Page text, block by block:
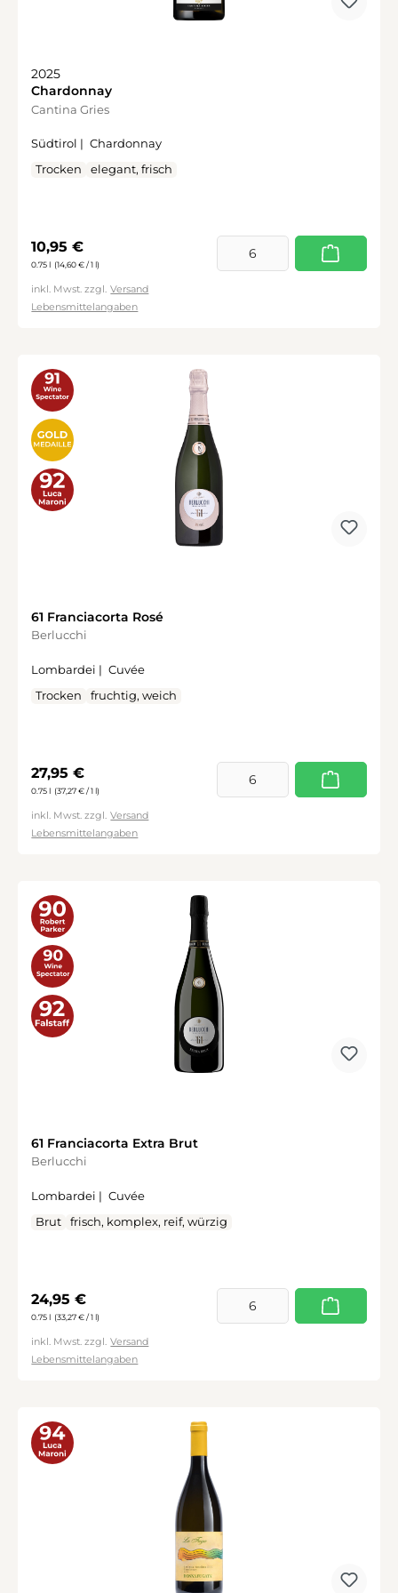
2025
Chardonnay
Cantina Gries
Südtirol | Chardonnay
Trocken
elegant, frisch
Regulärer Preis:
10,95 €
0.75 l (14,60 € / 1 l)
inkl. Mwst. zzgl. Versand
Lebensmittelangaben
61 Franciacorta Rosé
Berlucchi
Lombardei | Cuvée
Trocken
fruchtig, weich
Regulärer Preis:
27,95 €
0.75 l (37,27 € / 1 l)
inkl. Mwst. zzgl. Versand
Lebensmittelangaben
61 Franciacorta Extra Brut
Berlucchi
Lombardei | Cuvée
Brut
frisch, komplex, reif, würzig
Regulärer Preis:
24,95 €
0.75 l (33,27 € / 1 l)
inkl. Mwst. zzgl. Versand
Lebensmittelangaben